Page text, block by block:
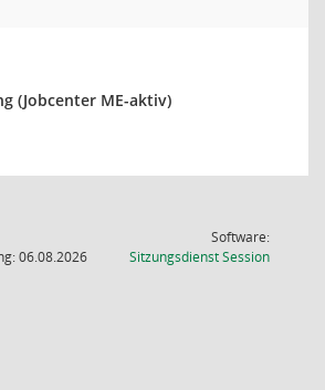
(Jobcenter ME-aktiv)
06.08.2026
Software:
SitzungsdienstSession(Wird in